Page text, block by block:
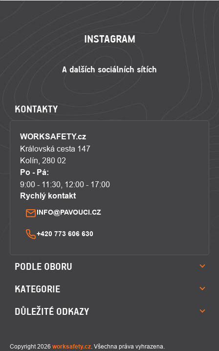
INSTAGRAM
KONTAKTY
WORKSAFETY.cz
Královská cesta 147
Kolín, 280 02
Po - Pá:
9:00 - 11:30, 12:00 - 17:00
Rychlý kontakt
INFO@PAVOUCI.CZ
+420 773 606 630
PODLE OBORU
KATEGORIE
DŮLEŽITÉ ODKAZY
Copyright 2026 worksafety.cz . Všechna práva vyhrazena.